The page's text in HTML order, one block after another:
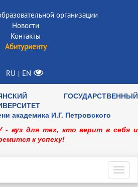
организации
Новости
Контакты
Абитуриенту
RU | EN
ГОСУДАРСТВЕННЫЙ
академика И.Г. Петровского
- вуз для тех, кто верит в себя и
к успеху!